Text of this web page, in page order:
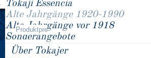
Tokaji Essencia
Alte Jahrgänge 1920-1990
Alte Jahrgänge vor 1918
Sonderangebote
Über Tokajer
Jahrgang -/+
Produktpreis
Alte Jahrgänge 1920-1990